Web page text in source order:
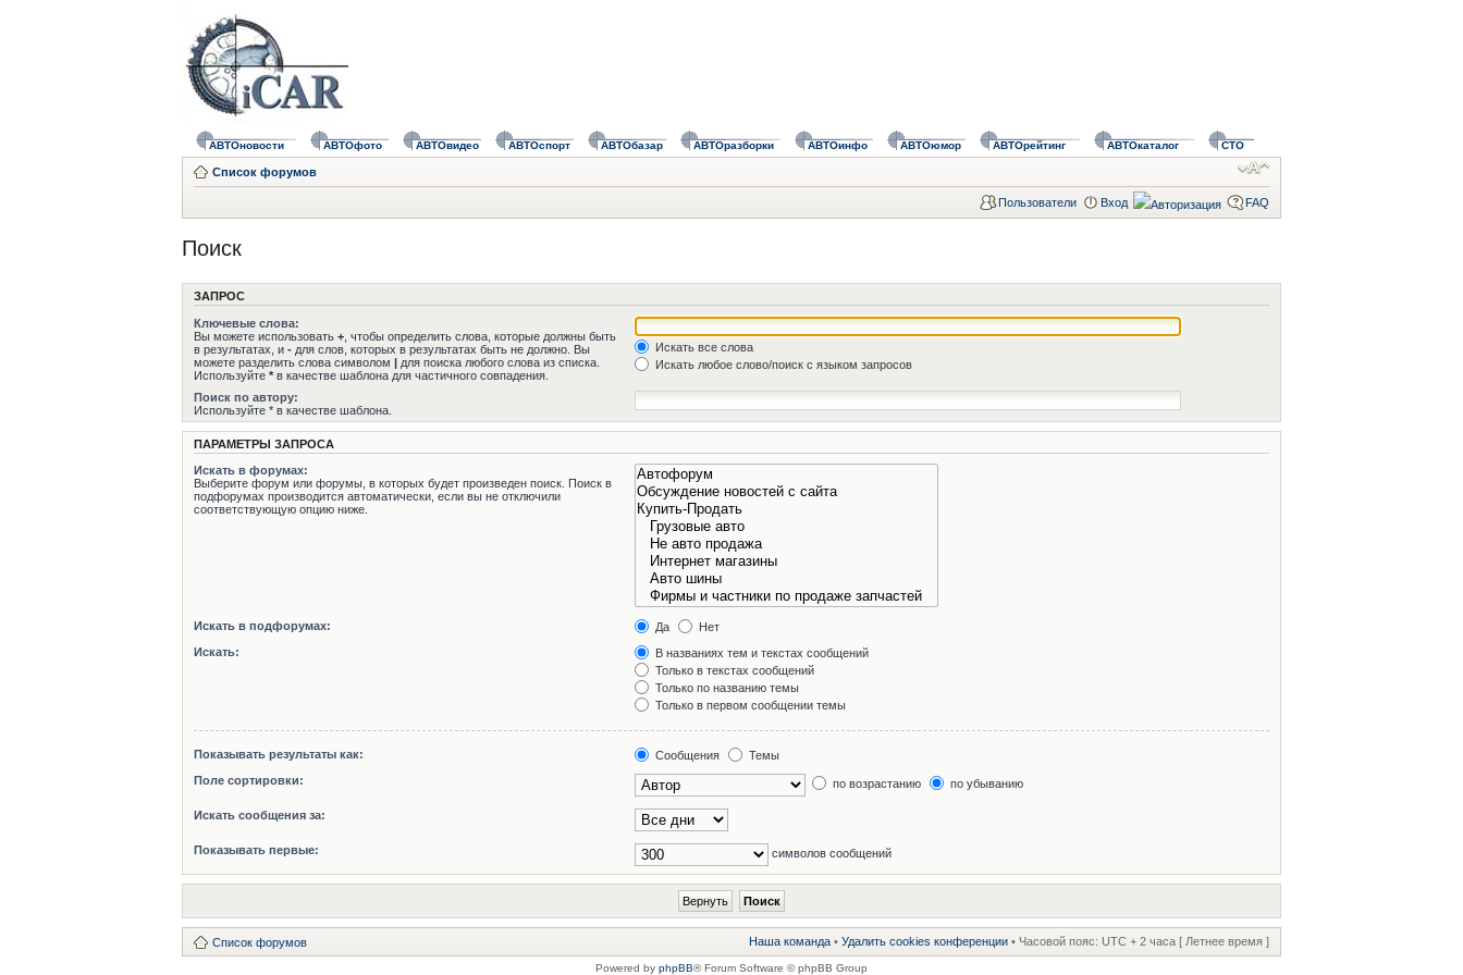
АВТОновости АВТОфото АВТОвидео АВТОспорт АВТОбазар АВТОразборки АВТОинфо АВТОюмор АВТОрейтинг АВТОкаталог СТО
Список форумов
Пользователи Вход FAQ
Поиск
ЗАПРОС
Ключевые слова:
Вы можете использовать + , чтобы определить слова, которые должны быть
в результатах, и - для слов, которых в результатах быть не должно. Вы
можете разделить слова символом | для поиска любого слова из списка.
Используйте * в качестве шаблона для частичного совпадения.
Искать все слова
Искать любое слово/поиск с языком запросов
Поиск по автору:
Используйте * в качестве шаблона.
ПАРАМЕТРЫ ЗАПРОСА
Искать в форумах:
Выберите форум или форумы, в которых будет произведен поиск. Поиск в
подфорумах производится автоматически, если вы не отключили
соответствующую опцию ниже.
Искать в подфорумах: Да
Нет
Искать:
В названиях тем и текстах сообщений
Только в текстах сообщений
Только по названию темы
Только в первом сообщении темы
Показывать результаты как: Сообщения
Темы
Поле сортировки:
по возрастанию по убыванию
Искать сообщения за:
Показывать первые: символов сообщений
Список форумов Наша команда • Удалить cookies конференции • Часовой пояс: UTC + 2 часа [ Летнее время ]
Powered by phpBB® Forum Software © phpBB Group